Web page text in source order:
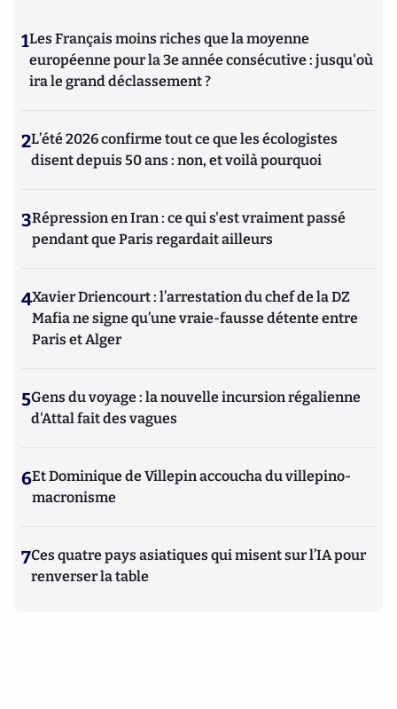
1Les Français moins riches que la moyenne
européenne pour la 3e année consécutive : jusqu'où
ira le grand déclassement ?
2L’été 2026 confirme tout ce que les écologistes
disent depuis 50 ans : non, et voilà pourquoi
3Répression en Iran : ce qui s'est vraiment passé
pendant que Paris regardait ailleurs
4Xavier Driencourt : l’arrestation du chef de la DZ
Mafia ne signe qu’une vraie-fausse détente entre
Paris et Alger
5Gens du voyage : la nouvelle incursion régalienne
d'Attal fait des vagues
6Et Dominique de Villepin accoucha du villepino-
macronisme
7Ces quatre pays asiatiques qui misent sur l’IA pour
renverser la table